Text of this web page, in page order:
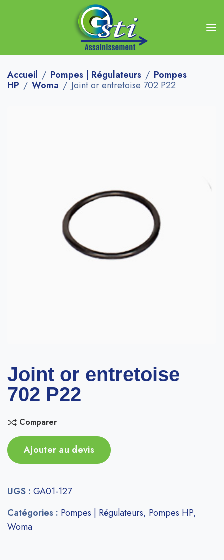
Accueil Pompes | Régulateurs
Pompes
HP
Woma Joint or entretoise 702 P22
Joint or entretoise
702 P22
Comparer
Ajouter au devis
UGS : GA01-127
Catégories : Pompes | Régulateurs, Pompes HP,
Woma